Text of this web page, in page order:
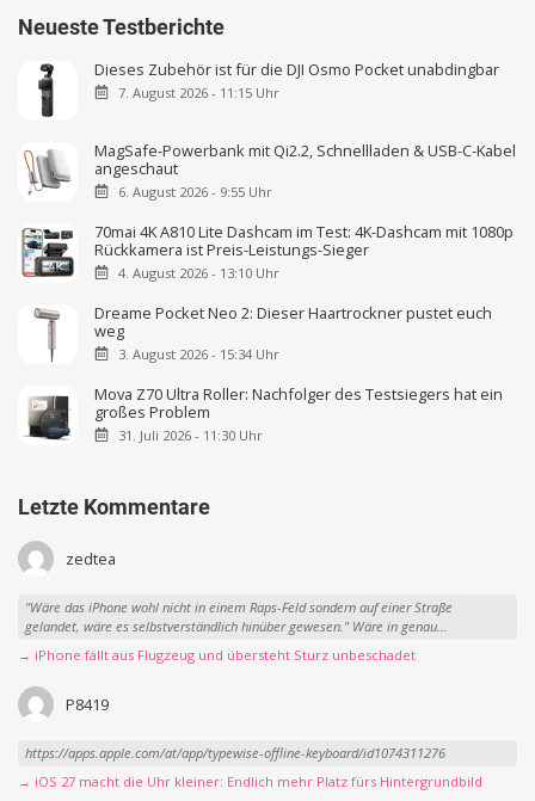
Neueste Testberichte
Dieses Zubehör ist für die DJI Osmo Pocket unabdingbar
7. August 2026 - 11:15 Uhr
MagSafe-Powerbank mit Qi2.2, Schnellladen & USB-C-Kabel
angeschaut
6. August 2026 - 9:55 Uhr
70mai 4K A810 Lite Dashcam im Test: 4K-Dashcam mit 1080p
Rückkamera ist Preis-Leistungs-Sieger
4. August 2026 - 13:10 Uhr
Dreame Pocket Neo 2: Dieser Haartrockner pustet euch
weg
3. August 2026 - 15:34 Uhr
Mova Z70 Ultra Roller: Nachfolger des Testsiegers hat ein
großes Problem
31. Juli 2026 - 11:30 Uhr
Letzte Kommentare
zedtea
"Wäre das iPhone wohl nicht in einem Raps-Feld sondern auf einer Straße
gelandet, wäre es selbstverständlich hinüber gewesen." Wäre in genau...
→ iPhone fällt aus Flugzeug und übersteht Sturz unbeschadet
P8419
https://apps.apple.com/at/app/typewise-offline-keyboard/id1074311276
→ iOS 27 macht die Uhr kleiner: Endlich mehr Platz fürs Hintergrundbild